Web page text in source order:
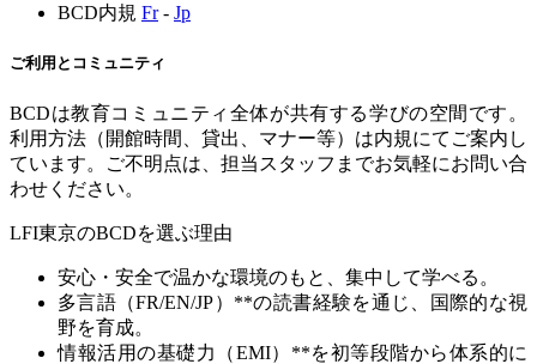
BCD内規 Fr- Jp
ご利用とコミュニティ
BCDは教育コミュニティ全体が共有する学びの空間です。
利用方法（開館時間、貸出、マナー等）は内規にてご案内し
ています。ご不明点は、担当スタッフまでお気軽にお問い合
わせください。
LFI東京のBCDを選ぶ理由
安心・安全で温かな環境のもと、集中して学べる。
多言語（FR/EN/JP） **の読書経験を通じ、国際的な視
野を育成。
情報活用の基礎力（EMI） **を初等段階から体系的に